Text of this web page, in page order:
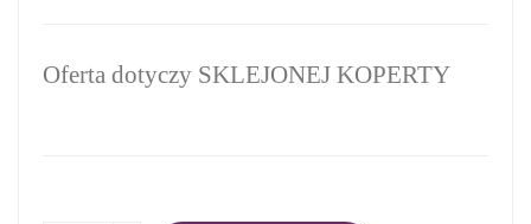
Oferta dotyczy SKLEJONEJ KOPERTY